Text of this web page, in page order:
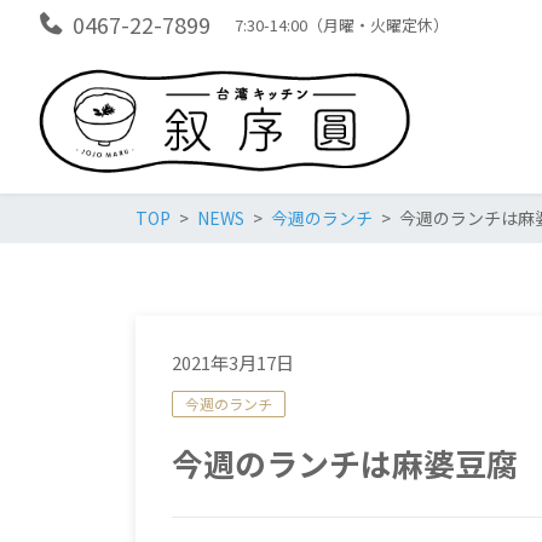
0467-22-7899 7:30-14:00（月曜・火曜定休）
TOP NEWS 今週のランチ 今週のランチは麻
2021年3月17日
今週のランチ
今週のランチは麻婆豆腐